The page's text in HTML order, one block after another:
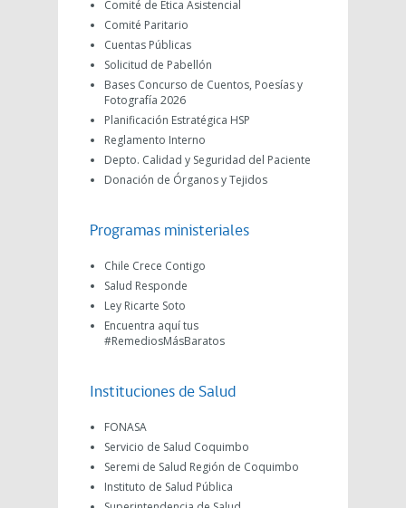
Comité de Ética Asistencial
Comité Paritario
Cuentas Públicas
Solicitud de Pabellón
Bases Concurso de Cuentos, Poesías y
Fotografía 2026
Planificación Estratégica HSP
Reglamento Interno
Depto. Calidad y Seguridad del Paciente
Donación de Órganos y Tejidos
Programas ministeriales
Chile Crece Contigo
Salud Responde
Ley Ricarte Soto
Encuentra aquí tus
#RemediosMásBaratos
Instituciones de Salud
FONASA
Servicio de Salud Coquimbo
Seremi de Salud Región de Coquimbo
Instituto de Salud Pública